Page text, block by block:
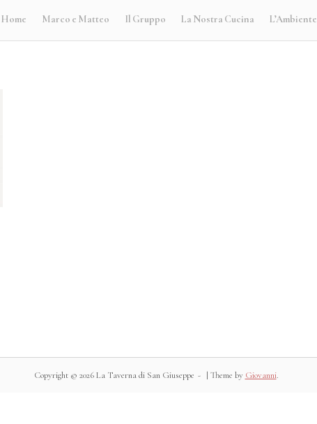
Home Marco e Matteo Il Gruppo La Nostra Cucina L’Ambiente
Copyright © 2026 La Taverna di San Giuseppe | Theme by Giovanni.